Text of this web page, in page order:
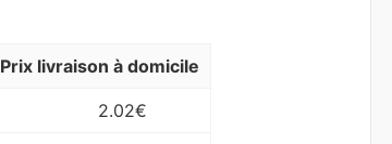
Prix livraison à domicile
2.02€